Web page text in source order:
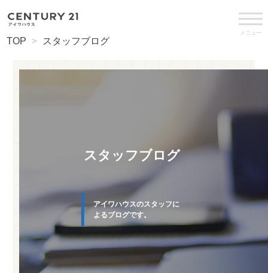
メニュー
TOP スタッフブログ
スタッフブログ
アイワハウスのスタッフに
よるブログです。